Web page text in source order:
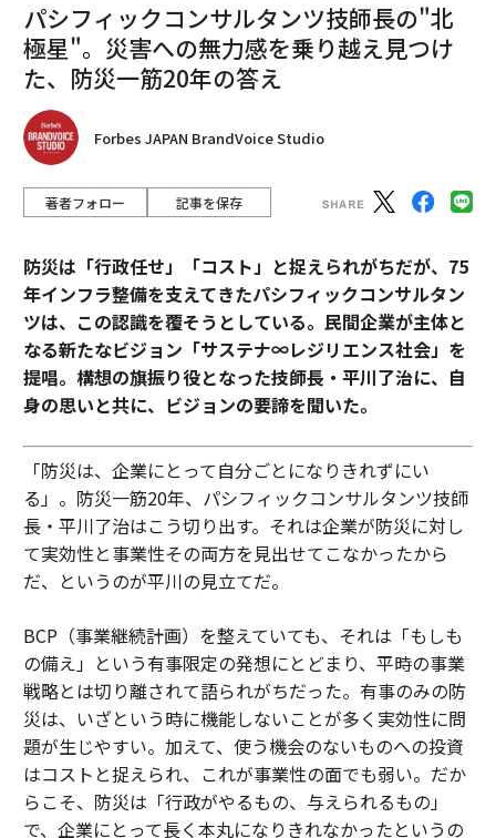
パシフィックコンサルタンツ技師長の"北
極星"。災害への無力感を乗り越え見つけ
た、防災一筋20年の答え
Forbes JAPAN BrandVoice Studio
著者フォロー 記事を保存
防災は「行政任せ」「コスト」と捉えられがちだが、75
年インフラ整備を支えてきたパシフィックコンサルタン
ツは、この認識を覆そうとしている。民間企業が主体と
なる新たなビジョン「サステナ∞レジリエンス社会」を
提唱。構想の旗振り役となった技師長・平川了治に、自
身の思いと共に、ビジョンの要諦を聞いた。
「防災は、企業にとって自分ごとになりきれずにい
る」。防災一筋20年、パシフィックコンサルタンツ技師
長・平川了治はこう切り出す。それは企業が防災に対し
て実効性と事業性その両方を見出せてこなかったから
だ、というのが平川の見立てだ。
BCP（事業継続計画）を整えていても、それは「もしも
の備え」という有事限定の発想にとどまり、平時の事業
戦略とは切り離されて語られがちだった。有事のみの防
災は、いざという時に機能しないことが多く実効性に問
題が生じやすい。加えて、使う機会のないものへの投資
はコストと捉えられ、これが事業性の面でも弱い。だか
らこそ、防災は「行政がやるもの、与えられるもの」
で、企業にとって長く本丸になりきれなかったというの